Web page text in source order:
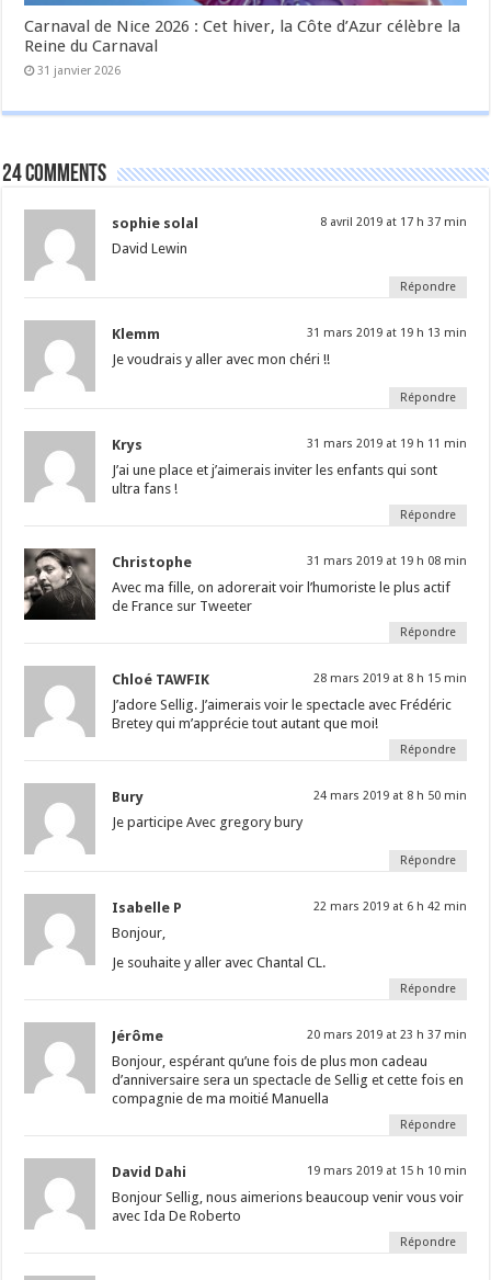
Carnaval de Nice 2026 : Cet hiver, la Côte d’Azur célèbre la
Reine du Carnaval
31 janvier 2026
24 comments
sophie solal 8 avril 2019 at 17 h 37 min
David Lewin
Répondre
Klemm 31 mars 2019 at 19 h 13 min
Je voudrais y aller avec mon chéri !!
Répondre
Krys 31 mars 2019 at 19 h 11 min
J’ai une place et j’aimerais inviter les enfants qui sont
ultra fans !
Répondre
Christophe 31 mars 2019 at 19 h 08 min
Avec ma fille, on adorerait voir l’humoriste le plus actif
de France sur Tweeter
Répondre
Chloé TAWFIK 28 mars 2019 at 8 h 15 min
J’adore Sellig. J’aimerais voir le spectacle avec Frédéric
Bretey qui m’apprécie tout autant que moi!
Répondre
Bury 24 mars 2019 at 8 h 50 min
Je participe Avec gregory bury
Répondre
Isabelle P 22 mars 2019 at 6 h 42 min
Bonjour,
Je souhaite y aller avec Chantal CL.
Répondre
Jérôme 20 mars 2019 at 23 h 37 min
Bonjour, espérant qu’une fois de plus mon cadeau
d’anniversaire sera un spectacle de Sellig et cette fois en
compagnie de ma moitié Manuella
Répondre
David Dahi 19 mars 2019 at 15 h 10 min
Bonjour Sellig, nous aimerions beaucoup venir vous voir
avec Ida De Roberto
Répondre